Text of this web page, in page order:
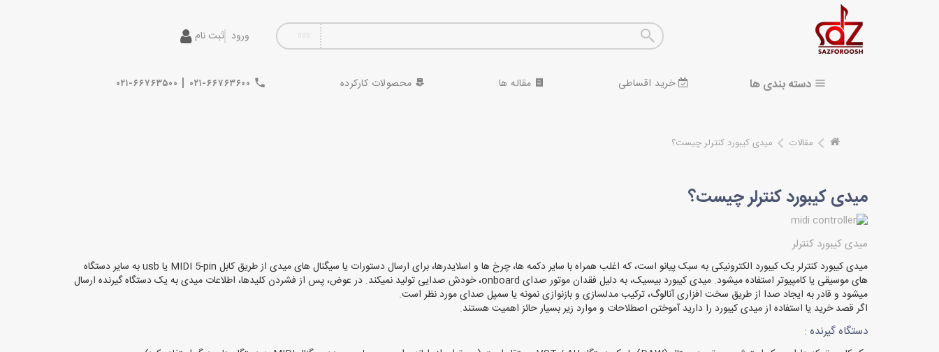
ورود ثبت نام
دسته بندی ها خرید اقساطی مقاله ها محصولات کارکرده ۰۲۱-۶۶۷۶۳۶۰۰ | ۰۲۱-۶۶۷۶۳۵۰۰
مقالات میدی کیبورد کنترلر چیست؟
میدی کیبورد کنترلر چیست؟
میدی کیبورد کنترلر
میدی کیبورد کنترلر یک کیبورد الکترونیکی به سبک پیانو است، که اغلب همراه با سایر دکمه ها، چرخ ها و اسلایدرها، برای ارسال دستورات یا سیگنال های میدی از طریق کابل MIDI 5-pin یا usb به سایر دستگاه
های موسیقی یا کامپیوتر استفاده میشود. میدی کیبورد بیسیک، به دلیل فقدان موتور صدای onboard، خودش صدایی تولید نمیکند. در عوض، پس از فشردن کلیدها، اطلاعات میدی به یک دستگاه گیرنده ارسال
میشود و قادر به ایجاد صدا از طریق سخت افزاری آنالوگ، ترکیب مدلسازی و بازنوازی نمونه یا سمپل صدای مورد نظر است.
اگر قصد خرید یا استفاده از میدی کیبورد را دارید آموختن اصطلاحات و موارد زیر بسیار حائز اهمیت هستند.
دستگاه گیرنده :